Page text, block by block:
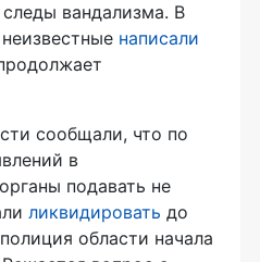
вандализма. В
написали
сообщали, что по
в
подавать не
ликвидировать до
области начала